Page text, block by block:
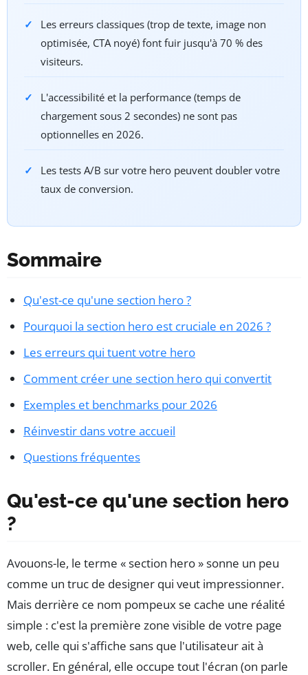
Les erreurs classiques (trop de texte, image non
optimisée, CTA noyé) font fuir jusqu'à 70 % des
visiteurs.
L'accessibilité et la performance (temps de
chargement sous 2 secondes) ne sont pas
optionnelles en 2026.
Les tests A/B sur votre hero peuvent doubler votre
taux de conversion.
Sommaire
Qu'est-ce qu'une section hero ?
Pourquoi la section hero est cruciale en 2026 ?
Les erreurs qui tuent votre hero
Comment créer une section hero qui convertit
Exemples et benchmarks pour 2026
Réinvestir dans votre accueil
Questions fréquentes
Qu'est-ce qu'une section hero
?
Avouons-le, le terme « section hero » sonne un peu
comme un truc de designer qui veut impressionner.
Mais derrière ce nom pompeux se cache une réalité
simple : c'est la première zone visible de votre page
web, celle qui s'affiche sans que l'utilisateur ait à
scroller. En général, elle occupe tout l'écran (on parle